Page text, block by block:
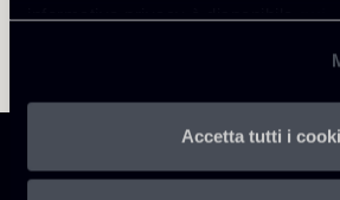
informativa privacy è disponibilequi.
Accetta tutti i